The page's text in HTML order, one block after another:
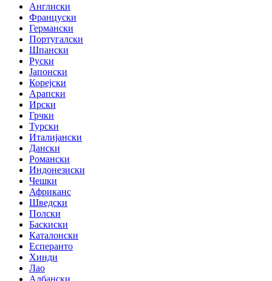
Англиски
Француски
Германски
Португалски
Шпански
Руски
Јапонски
Корејски
Арапски
Ирски
Грчки
Турски
Италијански
Дански
Романски
Индонезиски
Чешки
Африканс
Шведски
Полски
Баскиски
Каталонски
Есперанто
Хинди
Лао
Албански